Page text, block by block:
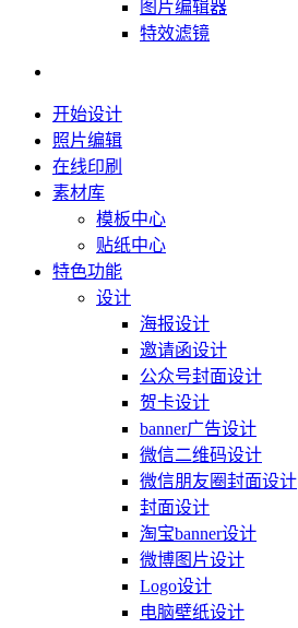
图片编辑器
特效滤镜
开始设计
照片编辑
在线印刷
素材库
模板中心
贴纸中心
特色功能
设计
海报设计
邀请函设计
公众号封面设计
贺卡设计
banner广告设计
微信二维码设计
微信朋友圈封面设计
封面设计
淘宝banner设计
微博图片设计
Logo设计
电脑壁纸设计